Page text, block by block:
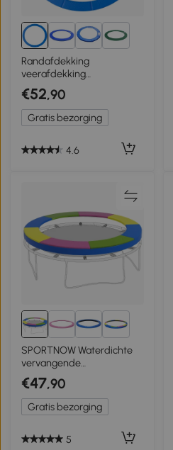
Randafdekking
veerafdekking
randbescherming voor
trampoline 244 / 305 / 366
cm
€52,90
Gratis bezorging
4.6
3+
SPORTNOW Waterdichte
vervangende
randafdekking voor
trampolines,
scheurbestendig, Ø244 cm,
kleurrijk
€47,90
Gratis bezorging
5